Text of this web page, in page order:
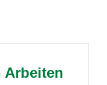
Arbeiten